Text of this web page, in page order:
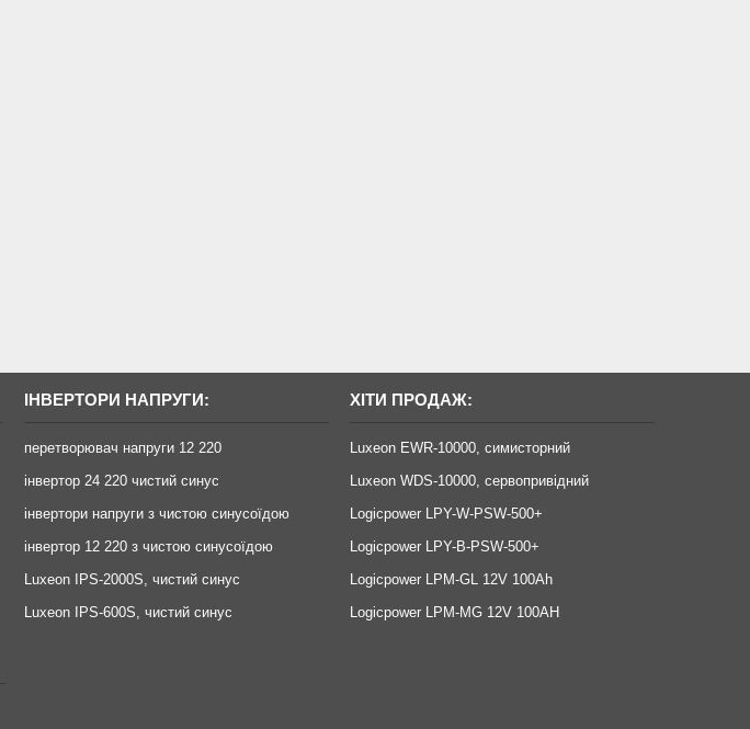
ІНВЕРТОРИ НАПРУГИ:
перетворювач напруги 12 220
інвертор 24 220 чистий синус
інвертори напруги з чистою синусоїдою
інвертор 12 220 з чистою синусоїдою
Luxeon IPS-2000S, чистий синус
Luxeon IPS-600S, чистий синус
ХІТИ ПРОДАЖ:
Luxeon EWR-10000, симисторний
Luxeon WDS-10000, сервопривідний
Logicpower LPY-W-PSW-500+
Logicpower LPY-B-PSW-500+
Logicpower LPM-GL 12V 100Ah
Logicpower LPM-MG 12V 100AH